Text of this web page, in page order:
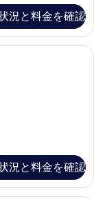
況と料金を確認
況と料金を確認